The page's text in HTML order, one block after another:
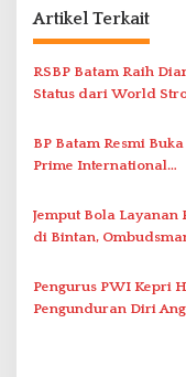
a
s
i
p
o
s
Artikel Terkait
RSBP Batam Raih
Status dari World
Penanganan Stroke
Berstandar
BP Batam Resmi
Prime International
2026 di Stadion
Abdul Jamal
Jemput Bola Layanan
di Bintan,
Solar Nelayan
Pengurus PWI Kepri
Pengunduran Diri